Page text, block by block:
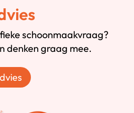
schoonmaakvraag?
denken graag mee.